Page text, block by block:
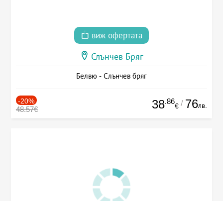
виж офертата
Слънчев Бряг
Белвю - Слънчев бряг
-20%
48.57€ 38.86
€ / 76лв.